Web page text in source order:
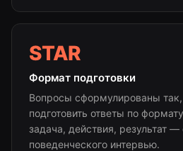
STAR
Формат подготовки
Вопросы сформулированы
подготовить ответы по
задача, действия, результат —
поведенческого интервью.